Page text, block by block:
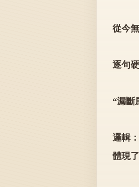
從今
逐句
“漏斷
邏輯
體現